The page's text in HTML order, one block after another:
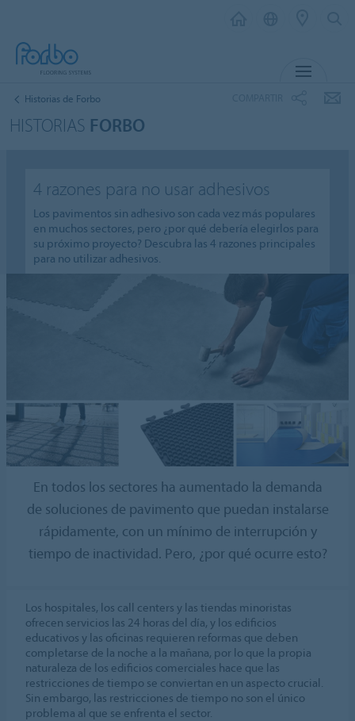
Historias de Forbo
HISTORIAS FORBO
4 razones para no usar adhesivos
Los pavimentos sin adhesivo son cada vez más populares
en muchos sectores, pero ¿por qué debería elegirlos para
su próximo proyecto? Descubra las 4 razones principales
para no utilizar adhesivos.
En todos los sectores ha aumentado la demanda
de soluciones de pavimento que puedan instalarse
rápidamente, con un mínimo de interrupción y
tiempo de inactividad. Pero, ¿por qué ocurre esto?
Los hospitales, los call centers y las tiendas minoristas
ofrecen servicios las 24 horas del día, y los edificios
educativos y las oficinas requieren reformas que deben
completarse de la noche a la mañana, por lo que la propia
naturaleza de los edificios comerciales hace que las
restricciones de tiempo se conviertan en un aspecto crucial.
Sin embargo, las restricciones de tiempo no son el único
problema al que se enfrenta el sector.